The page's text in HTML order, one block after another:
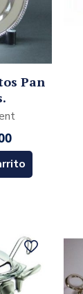
Pan